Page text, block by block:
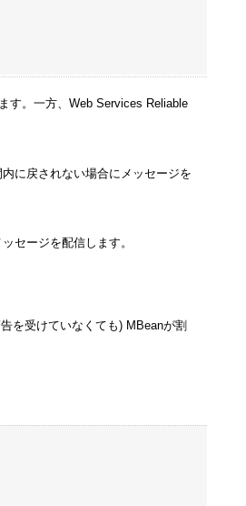
す。一方、Web Services Reliable
に戻されない場合にメッセージを
セージを配信します。
を受けていなくても) MBeanが割